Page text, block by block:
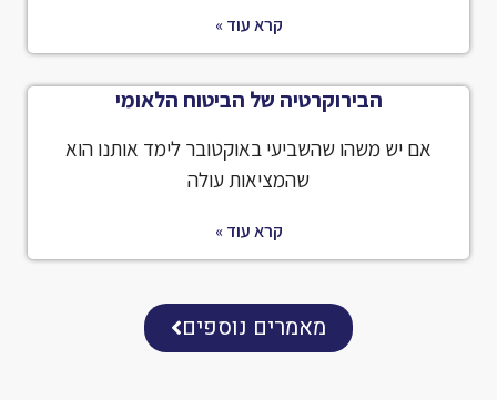
קרא עוד »
הבירוקרטיה של הביטוח הלאומי
אם יש משהו שהשביעי באוקטובר לימד אותנו הוא
שהמציאות עולה
קרא עוד »
מאמרים נוספים